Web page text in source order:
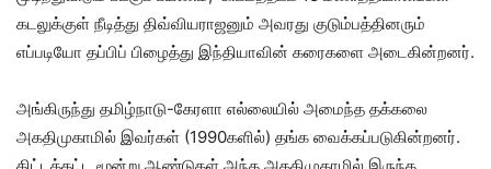
கடலுக்குள் நீடித்து திவ்வியராஜனும் அவரது குடும்பத்தினரும்
எப்படியோ தப்பிப் பிழைத்து இந்தியாவின் கரைகளை அடைகின்றனர்.
அங்கிருந்து தமிழ்நாடு-கேரளா எல்லையில் அமைந்த தக்கலை
அகதிமுகாமில் இவர்கள் (1990களில்) தங்க வைக்கப்படுகின்றனர்.